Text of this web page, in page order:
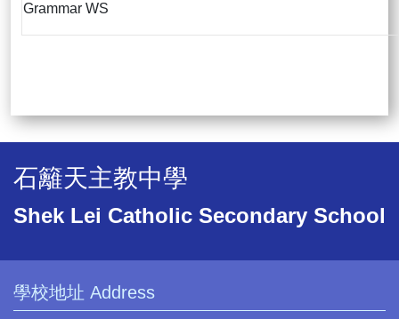
Grammar WS
石籬天主教中學
Shek Lei Catholic Secondary School
學校地址 Address